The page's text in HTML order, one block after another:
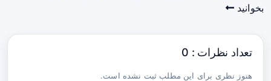
بخوانید
تعداد نظرات : 0
هنوز نظری برای این مطلب ثبت نشده است.